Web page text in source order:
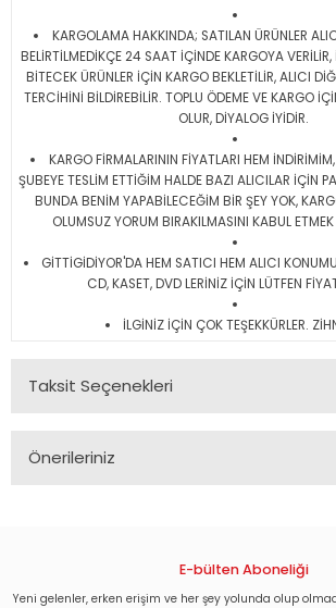
KARGOLAMA HAKKINDA; SATILAN ÜRÜNLER
BELİRTİLMEDİKÇE 24 SAAT İÇİNDE KARGOYA VERİLİR,
BİTECEK ÜRÜNLER İÇİN KARGO BEKLETİLİR, ALICI
TERCİHİNİ BİLDİREBİLİR. TOPLU ÖDEME VE KARGO
OLUR, DİYALOG İYİDİR.
KARGO FİRMALARININ FİYATLARI HEM
ŞUBEYE TESLİM ETTİĞİM HALDE BAZI ALICILAR İÇİN
BUNDA BENİM YAPABİLECEĞİM BİR ŞEY YOK,
OLUMSUZ YORUM BIRAKILMASINI KABUL
GİTTİGİDİYOR'DA HEM SATICI HEM ALICI
CD, KASET, DVD LERİNİZ İÇİN LÜTFEN
İLGİNİZ İÇİN ÇOK TEŞEKKÜRLER.
Taksit Seçenekleri
Önerileriniz
Görüş ve önerileriniz için teşekkür ederiz.
E-bülten Aboneliği
Yeni gelenler, erken erişim ve her şey yolunda olup